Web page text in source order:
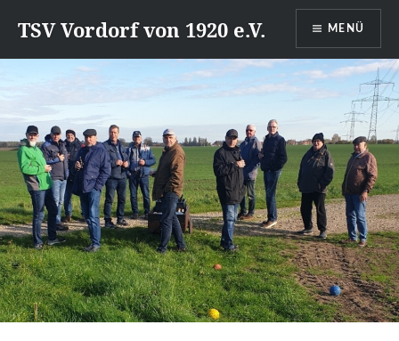
zumTSV Vordorf von 1920 e.V. MENÜ